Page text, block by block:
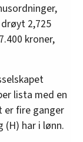
2,725
kroner,
lista med en
er fire ganger
(H) har i lønn.